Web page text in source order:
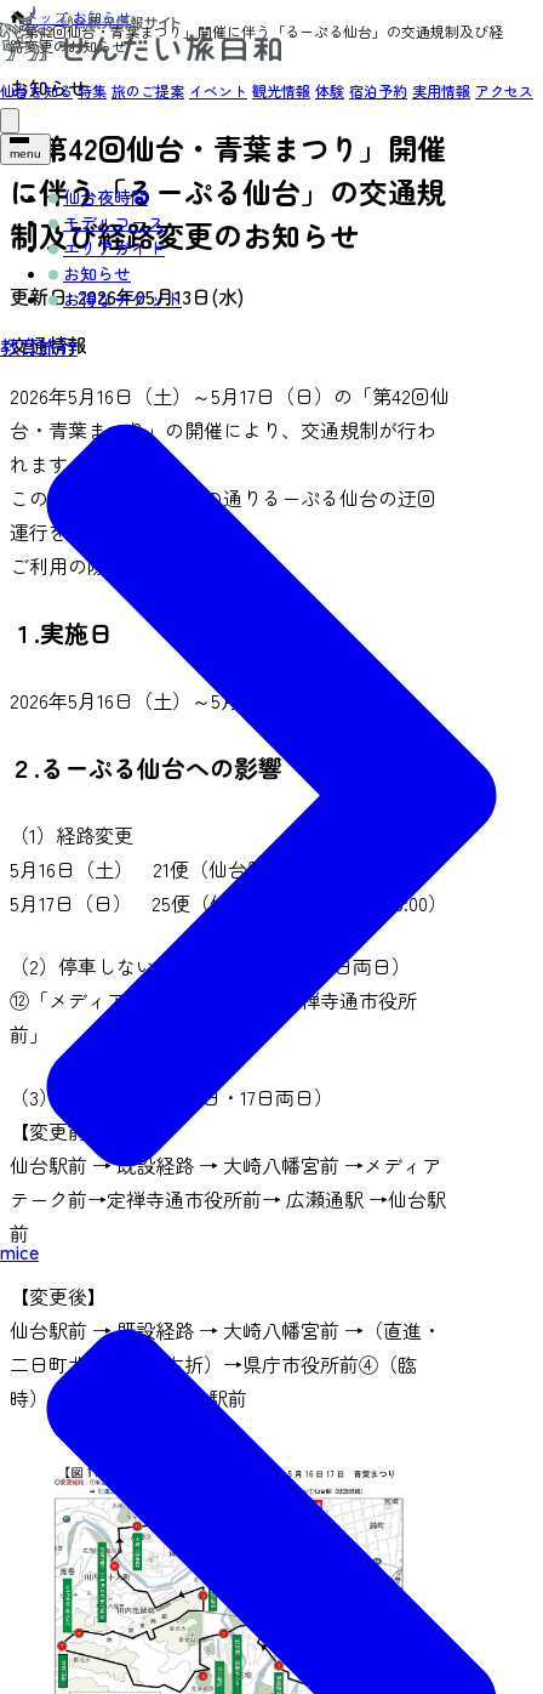
仙台を知る 特集 旅のご提案 イベント 観光情報 体験 宿泊予約 実用情報 アクセス
menu
仙台夜時間
モデルコース
エリアガイド
お知らせ
お得なチケット
教育旅行
mice
トップ›お知らせ›
「第42回仙台・青葉まつり」開催に伴う「るーぷる仙台」の交通規制及び経
路変更のお知らせ
お知らせ
「第42回仙台・青葉まつり」開催
に伴う「るーぷる仙台」の交通規
制及び経路変更のお知らせ
更新日:2026年05月13日(水)
交通情報
2026年5月16日（土）～5月17日（日）の「第42回仙
台・青葉まつり」の開催により、交通規制が行わ
れます。
このことに伴い、下記の通りるーぷる仙台の迂回
運行を行います。
ご利用の際はご注意ください。
１.実施日
2026年5月16日（土）～5月17日（日）
２.るーぷる仙台への影響
（1）経路変更
5月16日（土） 21便（仙台駅前発 11:00～16:00）
5月17日（日） 25便（仙台駅前発 10:00～16:00）
（2）停車しないバス停（5月16日・17日両日）
⑫「メディアテーク前」、⑬「定禅寺通市役所
前」
（3）経路変更（5月16日・17日両日）
【変更前】
仙台駅前 → 既設経路 → 大崎八幡宮前 →メディア
テーク前→定禅寺通市役所前→ 広瀬通駅 →仙台駅
前
【変更後】
仙台駅前 → 既設経路 → 大崎八幡宮前 →（直進・
二日町北四番丁・右折）→県庁市役所前④（臨
時）→広瀬通駅→ 仙台駅前